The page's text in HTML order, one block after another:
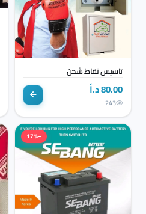
تاسيس نقاط شحن
80.00 د.أ
243
−17%